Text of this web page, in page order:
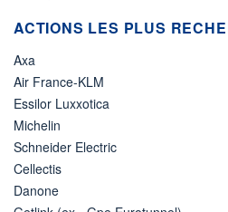
ACTIONS LES PLUS
Axa
Air France-KLM
Essilor Luxxotica
Michelin
Schneider Electric
Cellectis
Danone